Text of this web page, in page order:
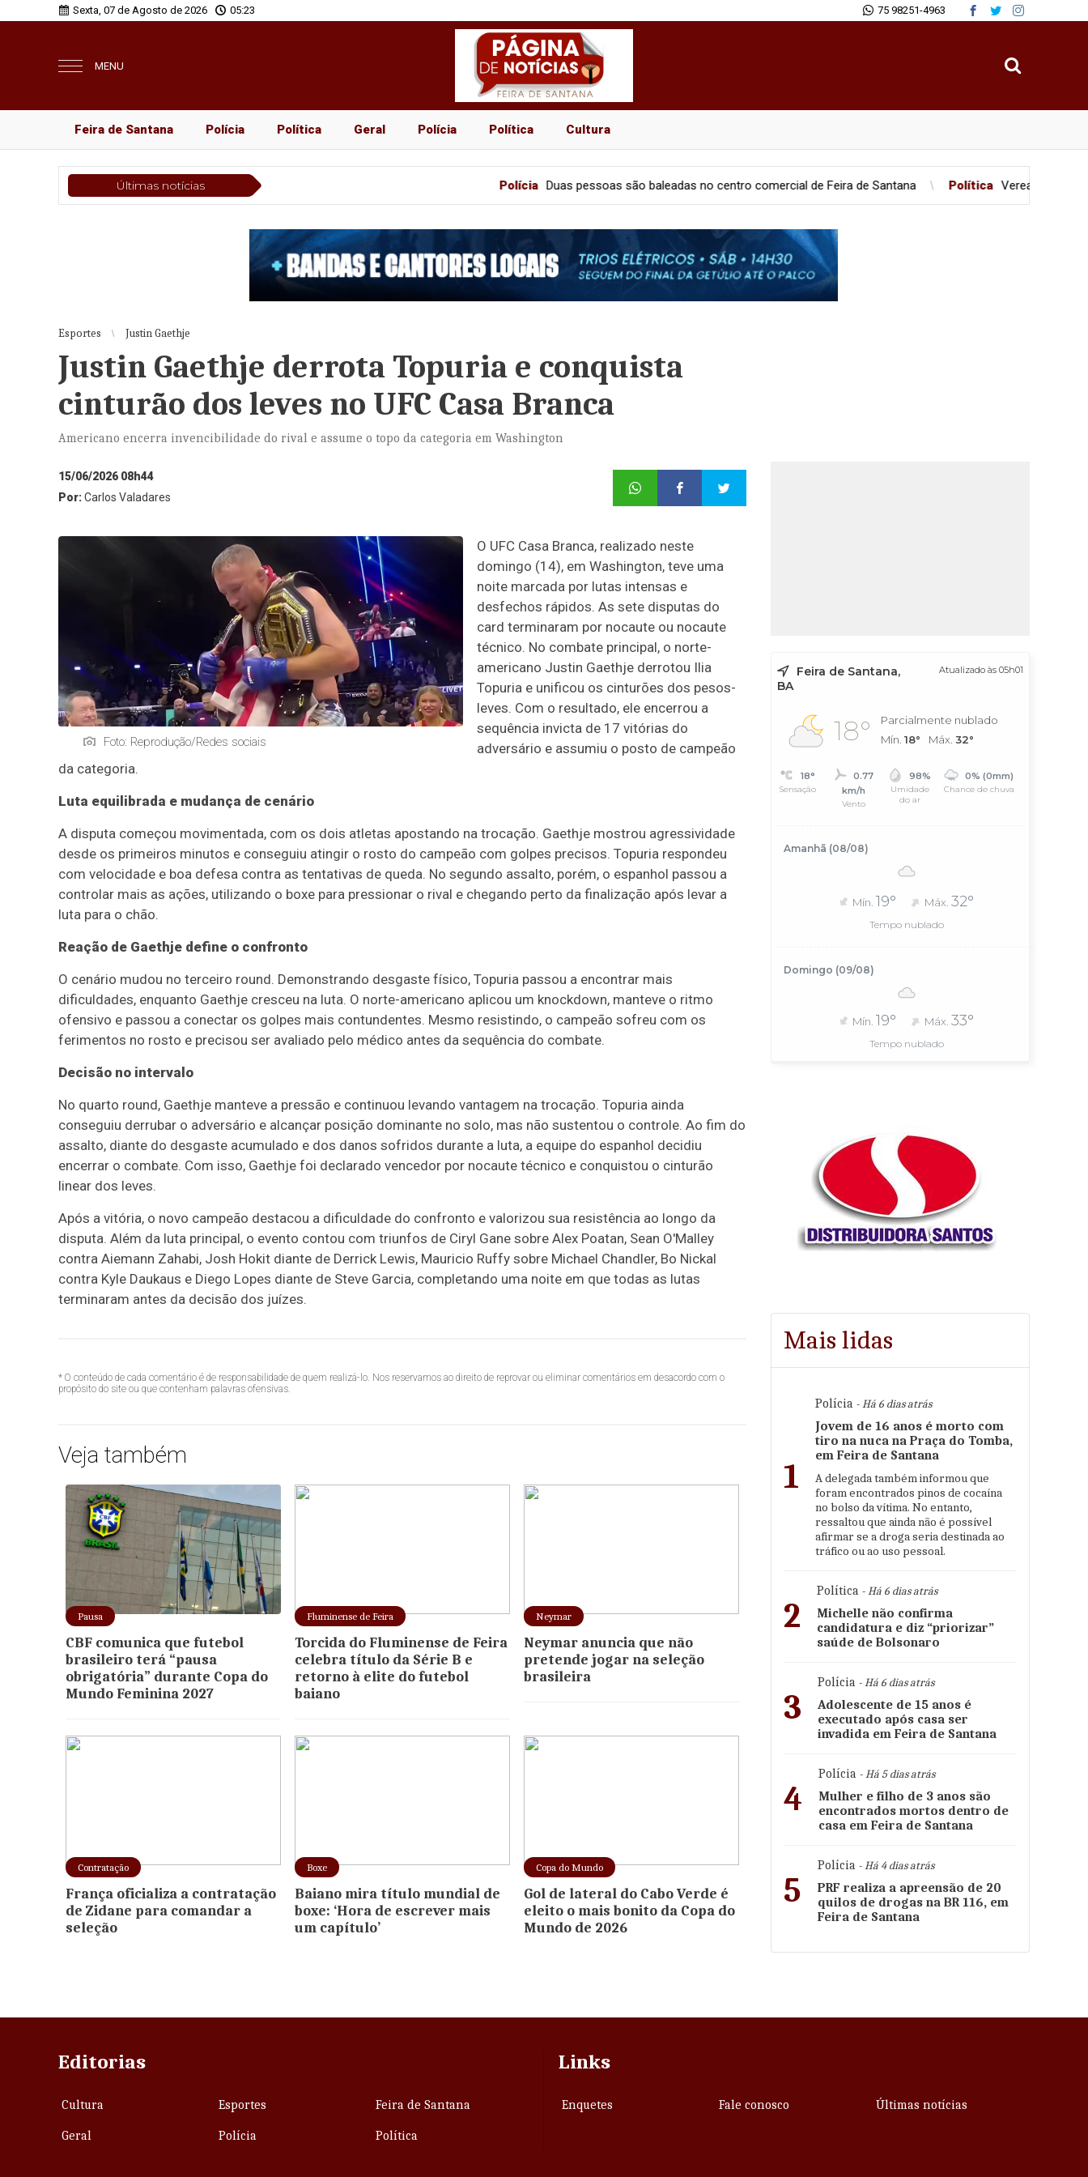
Sexta, 07 de Agosto de 2026 05:23 75 98251-4963
MENU
Feira de Santana Polícia Política Geral Polícia Política Cultura
Últimas notícias Duas pessoas são baleadas no centro comercial de Feira de Santana Política Vereadores são
Esportes Justin Gaethje
Justin Gaethje derrota Topuria e conquista
cinturão dos leves no UFC Casa Branca
Americano encerra invencibilidade do rival e assume o topo da categoria em Washington
15/06/2026 08h44
Por:Carlos Valadares
Foto: Reprodução/Redes sociais
O UFC Casa Branca, realizado neste
domingo (14), em Washington, teve uma
noite marcada por lutas intensas e
desfechos rápidos. As sete disputas do
card terminaram por nocaute ou nocaute
técnico. No combate principal, o norte-
americano Justin Gaethje derrotou Ilia
Topuria e unificou os cinturões dos pesos-
leves. Com o resultado, ele encerrou a
sequência invicta de 17 vitórias do
adversário e assumiu o posto de campeão
da categoria.
Luta equilibrada e mudança de cenário
A disputa começou movimentada, com os dois atletas apostando na trocação. Gaethje mostrou agressividade
desde os primeiros minutos e conseguiu atingir o rosto do campeão com golpes precisos. Topuria respondeu
com velocidade e boa defesa contra as tentativas de queda. No segundo assalto, porém, o espanhol passou a
controlar mais as ações, utilizando o boxe para pressionar o rival e chegando perto da finalização após levar a
luta para o chão.
Reação de Gaethje define o confronto
O cenário mudou no terceiro round. Demonstrando desgaste físico, Topuria passou a encontrar mais
dificuldades, enquanto Gaethje cresceu na luta. O norte-americano aplicou um knockdown, manteve o ritmo
ofensivo e passou a conectar os golpes mais contundentes. Mesmo resistindo, o campeão sofreu com os
ferimentos no rosto e precisou ser avaliado pelo médico antes da sequência do combate.
Decisão no intervalo
No quarto round, Gaethje manteve a pressão e continuou levando vantagem na trocação. Topuria ainda
conseguiu derrubar o adversário e alcançar posição dominante no solo, mas não sustentou o controle. Ao fim do
assalto, diante do desgaste acumulado e dos danos sofridos durante a luta, a equipe do espanhol decidiu
encerrar o combate. Com isso, Gaethje foi declarado vencedor por nocaute técnico e conquistou o cinturão
linear dos leves.
Após a vitória, o novo campeão destacou a dificuldade do confronto e valorizou sua resistência ao longo da
disputa. Além da luta principal, o evento contou com triunfos de Ciryl Gane sobre Alex Poatan, Sean O'Malley
contra Aiemann Zahabi, Josh Hokit diante de Derrick Lewis, Mauricio Ruffy sobre Michael Chandler, Bo Nickal
contra Kyle Daukaus e Diego Lopes diante de Steve Garcia, completando uma noite em que todas as lutas
terminaram antes da decisão dos juízes.
* O conteúdo de cada comentário é de responsabilidade de quem realizá-lo. Nos reservamos ao direito de reprovar ou eliminar comentários em desacordo com o
propósito do site ou que contenham palavras ofensivas.
Veja também
Pausa
CBF comunica que futebol
brasileiro terá “pausa
obrigatória” durante Copa do
Mundo Feminina 2027
Fluminense de Feira
Torcida do Fluminense de Feira
celebra título da Série B e
retorno à elite do futebol
baiano
Neymar
Neymar anuncia que não
pretende jogar na seleção
brasileira
Contratação
França oficializa a contratação
de Zidane para comandar a
seleção
Boxe
Baiano mira título mundial de
boxe: ‘Hora de escrever mais
um capítulo’
Copa do Mundo
Gol de lateral do Cabo Verde é
eleito o mais bonito da Copa do
Mundo de 2026
Feira de Santana,
BA
Atualizado às 05h01
18°
Parcialmente nublado
Mín. 18° Máx. 32°
18°
Sensação
0.77
km/h
Vento
98%
Umidade
do ar
0% (0mm)
Chance de chuva
Amanhã (08/08)
Mín. 19° Máx.32°
Tempo nublado
Domingo (09/08)
Mín. 19° Máx.33°
Tempo nublado
Mais lidas
1
Polícia - Há 6 dias atrás
Jovem de 16 anos é morto com
tiro na nuca na Praça do Tomba,
em Feira de Santana
A delegada também informou que
foram encontrados pinos de cocaína
no bolso da vítima. No entanto,
ressaltou que ainda não é possível
afirmar se a droga seria destinada ao
tráfico ou ao uso pessoal.
2
Política - Há 6 dias atrás
Michelle não confirma
candidatura e diz “priorizar”
saúde de Bolsonaro
3
Polícia - Há 6 dias atrás
Adolescente de 15 anos é
executado após casa ser
invadida em Feira de Santana
4
Polícia - Há 5 dias atrás
Mulher e filho de 3 anos são
encontrados mortos dentro de
casa em Feira de Santana
5
Polícia - Há 4 dias atrás
PRF realiza a apreensão de 20
quilos de drogas na BR 116, em
Feira de Santana
Editorias
Cultura Esportes Feira de Santana
Geral Polícia Política
Links
Enquetes Fale conosco Últimas notícias